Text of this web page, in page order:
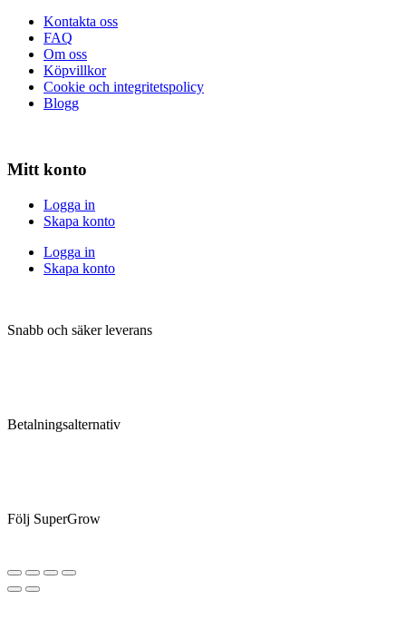
Kontakta oss
FAQ
Om oss
Köpvillkor
Cookie och integritetspolicy
Blogg
Mitt konto
Logga in
Skapa konto
Logga in
Skapa konto
Snabb och säker leverans
Betalningsalternativ
Följ SuperGrow